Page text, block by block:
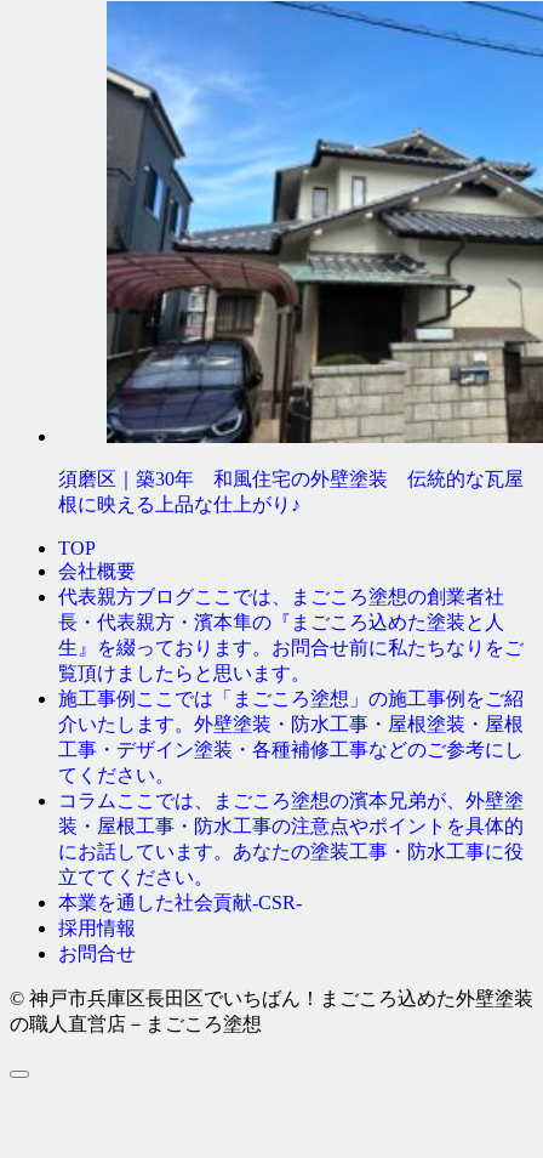
須磨区｜築30年 和風住宅の外壁塗装 伝統的な瓦屋
根に映える上品な仕上がり♪
TOP
会社概要
代表親方ブログここでは、まごころ塗想の創業者社
長・代表親方・濱本隼の『まごころ込めた塗装と人
生』を綴っております。お問合せ前に私たちなりをご
覧頂けましたらと思います。
施工事例 ここでは「まごころ塗想」の施工事例をご紹
介いたします。外壁塗装・防水工事・屋根塗装・屋根
工事・デザイン塗装・各種補修工事などのご参考にし
てください。
コラム ここでは、まごころ塗想の濱本兄弟が、外壁塗
装・屋根工事・防水工事の注意点やポイントを具体的
にお話しています。あなたの塗装工事・防水工事に役
立ててください。
本業を通した社会貢献-CSR-
採用情報
お問合せ
© 神戸市兵庫区長田区でいちばん！まごころ込めた外壁塗装
の職人直営店－まごころ塗想